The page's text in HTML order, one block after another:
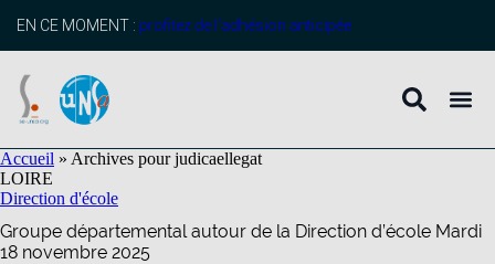
principal
EN CE MOMENT : profitez de l’adhésion anticipée
Accueil » Archives pour judicaellegat
LOIRE
Direction d'école
Groupe départemental autour de la Direction d’école Mardi
18 novembre 2025